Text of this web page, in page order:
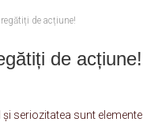
de acțiune!
de acțiune!
seriozitatea sunt